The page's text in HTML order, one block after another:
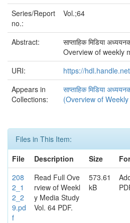
Series/Report
no.:
Vol.;64
Abstract:
साप्ताहिक मिडिया
Overview of weekly
URI:
https://
Appears in
Collections:
साप्ताहिक मिडिया
(Overview of
Files in This Item:
File
Description Size
208
2_1
2_2
9.pd
f
Read Full Ove
rview of Weekl
y Media Study
Vol. 64 PDF.
573.61
kB